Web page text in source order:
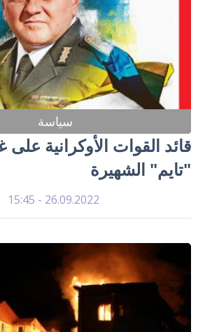
سياسة
قائد القوات الأوكرانية
"تايم" الشهيرة
26.09.2022 - 15:45